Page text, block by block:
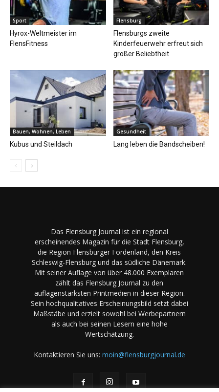
Sport
Hyrox-Weltmeister im
FlensFitness
Flensburg
Flensburgs zweite
Kinderfeuerwehr erfreut sich
großer Beliebtheit
Bauen, Wohnen, Leben
Kubus und Steildach
Gesundheit
Lang leben die Bandscheiben!
Das Flensburg Journal ist ein regional
erscheinendes Magazin für die Stadt Flensburg,
die Region Flensburger Fördenland, den Kreis
Schleswig-Flensburg und das südliche Dänemark.
Mit seiner Auflage von über 48.000 Exemplaren
zählt das Flensburg Journal zu den
auflagenstärksten Printmedien in dieser Region.
Sein hochqualitatives Erscheinungsbild setzt dabei
Maßstäbe und erzielt sowohl bei Werbepartnern
als auch bei seinen Lesern eine hohe
Wertschätzung.
Kontaktieren Sie uns: moin@flensburgjournal.de